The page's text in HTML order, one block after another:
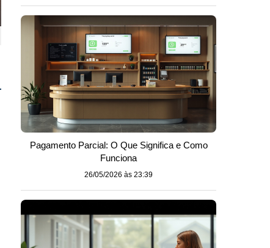
Pagamento Parcial: O Que Significa e Como
Funciona
26/05/2026 às 23:39